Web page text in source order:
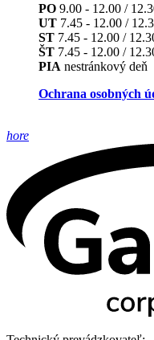
PO 9.00 - 12.00 /
UT 7.45 - 12.00 /
ST 7.45 - 12.00 /
ŠT 7.45 - 12.00 /
PIA nestránkový deň
Ochrana osobných
hore